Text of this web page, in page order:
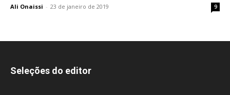
Ali Onaissi - 23 de janeiro de 2019 9
Seleções do editor